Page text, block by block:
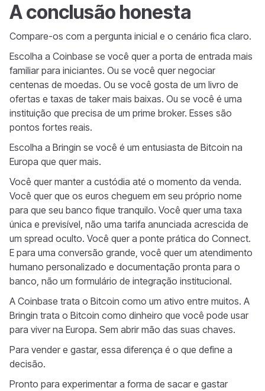
A conclusão honesta
Compare-os com a pergunta inicial e o cenário fica claro.
Escolha a Coinbase se você quer a porta de entrada mais
familiar para iniciantes. Ou se você quer negociar
centenas de moedas. Ou se você gosta de um livro de
ofertas e taxas de taker mais baixas. Ou se você é uma
instituição que precisa de um prime broker. Esses são
pontos fortes reais.
Escolha a Bringin se você é um entusiasta de Bitcoin na
Europa que quer mais.
Você quer manter a custódia até o momento da venda.
Você quer que os euros cheguem em seu próprio nome
para que seu banco fique tranquilo. Você quer uma taxa
única e previsível, não uma tarifa anunciada acrescida de
um spread oculto. Você quer a ponte prática do Connect.
E para uma conversão grande, você quer um atendimento
humano personalizado e documentação pronta para o
banco, não um formulário de integração institucional.
A Coinbase trata o Bitcoin como um ativo entre muitos. A
Bringin trata o Bitcoin como dinheiro que você pode usar
para viver na Europa. Sem abrir mão das suas chaves.
Para vender e gastar, essa diferença é o que define a
decisão.
Pronto para experimentar a forma de sacar e gastar